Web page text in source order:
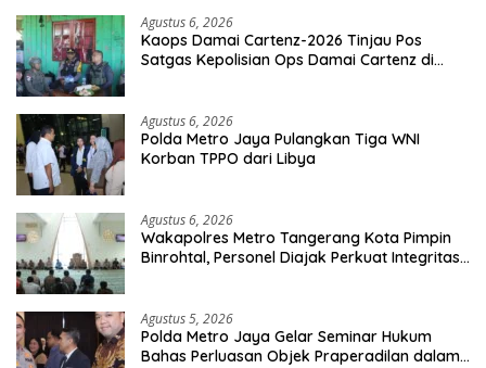
Agustus 6, 2026
Kaops Damai Cartenz-2026 Tinjau Pos
Satgas Kepolisian Ops Damai Cartenz di
Agustus 6, 2026
Polda Metro Jaya Pulangkan Tiga WNI
Korban TPPO dari Libya
Agustus 6, 2026
Wakapolres Metro Tangerang Kota Pimpin
Binrohtal, Personel Diajak Perkuat Integritas
Agustus 5, 2026
Polda Metro Jaya Gelar Seminar Hukum
Bahas Perluasan Objek Praperadilan dalam